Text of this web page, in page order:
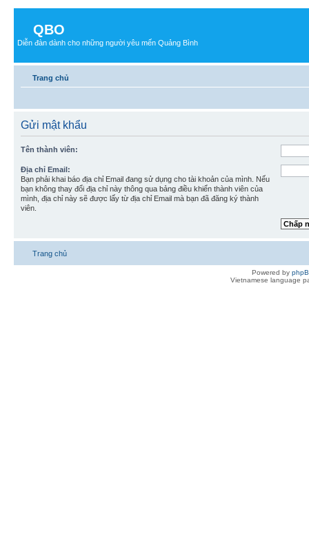
QBO
Diễn đàn dành cho những người yêu mến Quảng Bình
Trang chủ
Gửi mật khẩu
Tên thành viên:
Địa chỉ Email:
Bạn phải khai báo địa chỉ Email đang sử dụng cho tài khoản của mình. Nếu
bạn không thay đổi địa chỉ này thông qua bảng điều khiển thành viên của
mình, địa chỉ này sẽ được lấy từ địa chỉ Email mà bạn đã đăng ký thành
viên.
Trang chủ
Powered by
Vietnamese language